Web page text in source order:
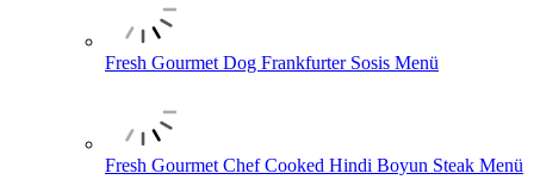
Fresh Gourmet Dog Frankfurter Sosis Menü
Fresh Gourmet Chef Cooked Hindi Boyun Steak Menü